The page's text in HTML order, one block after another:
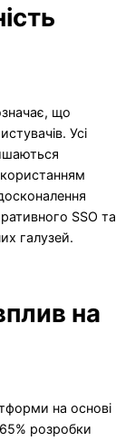
що
Усі
SSO та
галузей.
на
на основі
розробки